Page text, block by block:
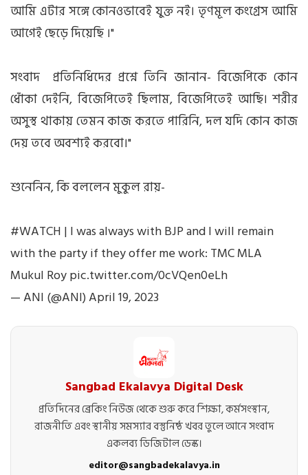
আমি এটার সঙ্গে কোনওভাবেই যুক্ত নই। তৃণমূল কংগ্রেস আমি
আগেই ছেড়ে দিয়েছি ।"
সংবাদ প্রতিনিধিদের প্রশ্নে তিনি জানান- বিজেপিকে কোন
ধোঁকা দেইনি, বিজেপিতেই ছিলাম, বিজেপিতেই আছি। শরীর
অসুস্থ থাকায় তেমন কাজ করতে পারিনি, দল যদি কোন কাজ
দেয় তবে অবশ্যই করবো।"
শুনেনিন, কি বললেন মুকুল রায়-
#WATCH | I was always with BJP and I will remain
with the party if they offer me work: TMC MLA
Mukul Roypic.twitter.com/0cVQen0eLh
— ANI (@ANI)April 19, 2023
Sangbad Ekalavya Digital Desk
প্রতিদিনের ব্রেকিং নিউজ থেকে শুরু করে শিক্ষা, কর্মসংস্থান,
রাজনীতি এবং স্থানীয় সমস্যার বস্তুনিষ্ঠ খবর তুলে আনে সংবাদ
একলব্য ডিজিটাল ডেস্ক।
editor@sangbadekalavya.in